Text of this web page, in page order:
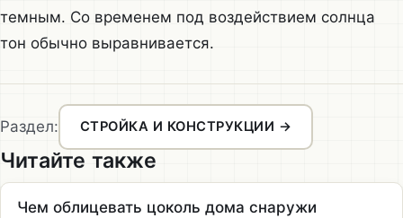
темным. Со временем под воздействием солнца
тон обычно выравнивается.
Раздел: СТРОЙКА И КОНСТРУКЦИИ →
Читайте также
Чем облицевать цоколь дома снаружи